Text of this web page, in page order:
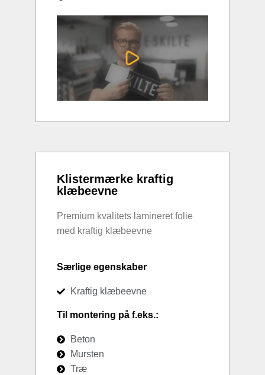
Klistermærke kraftig
klæbeevne
Premium kvalitets lamineret folie
med kraftig klæbeevne
Særlige egenskaber
Kraftig klæbeevne
Til montering på f.eks.:
Beton
Mursten
Træ